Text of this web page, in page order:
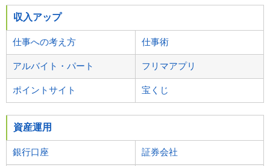
収入アップ
仕事への考え方 仕事術
アルバイト・パート フリマアプリ
ポイントサイト 宝くじ
資産運用
銀行口座 証券会社